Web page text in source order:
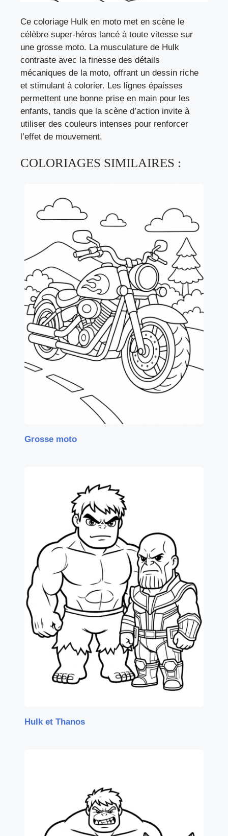
Ce coloriage Hulk en moto met en scène le
célèbre super-héros lancé à toute vitesse sur
une grosse moto. La musculature de Hulk
contraste avec la finesse des détails
mécaniques de la moto, offrant un dessin riche
et stimulant à colorier. Les lignes épaisses
permettent une bonne prise en main pour les
enfants, tandis que la scène d’action invite à
utiliser des couleurs intenses pour renforcer
l’effet de mouvement.
COLORIAGES SIMILAIRES :
Grosse moto
Hulk et Thanos